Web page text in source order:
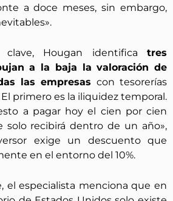
a doce meses, sin embargo,
clave, Hougan identifica tres
a la baja la valoración de
las empresas con tesorerías
primero es la iliquidez temporal.
a pagar hoy el cien por cien
recibirá dentro de un año»,
exige un descuento que
en el entorno del 10%.
el especialista menciona que en